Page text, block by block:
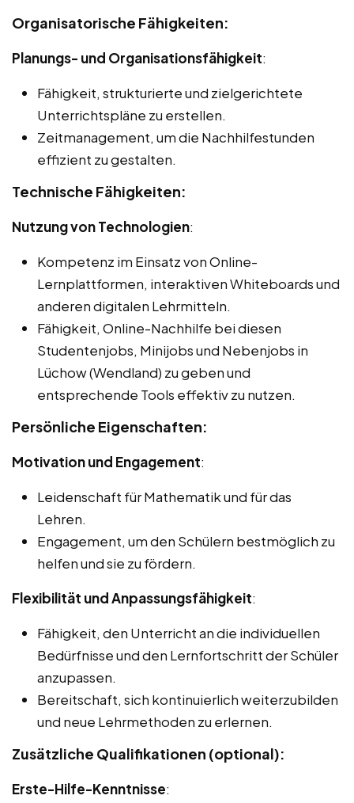
Organisatorische Fähigkeiten:
Planungs- und Organisationsfähigkeit:
Fähigkeit, strukturierte und zielgerichtete
Unterrichtspläne zu erstellen.
Zeitmanagement, um die Nachhilfestunden
effizient zu gestalten.
Technische Fähigkeiten:
Nutzung von Technologien:
Kompetenz im Einsatz von Online-
Lernplattformen, interaktiven Whiteboards und
anderen digitalen Lehrmitteln.
Fähigkeit, Online-Nachhilfe bei diesen
Studentenjobs, Minijobs und Nebenjobs in
Lüchow (Wendland) zu geben und
entsprechende Tools effektiv zu nutzen.
Persönliche Eigenschaften:
Motivation und Engagement:
Leidenschaft für Mathematik und für das
Lehren.
Engagement, um den Schülern bestmöglich zu
helfen und sie zu fördern.
Flexibilität und Anpassungsfähigkeit:
Fähigkeit, den Unterricht an die individuellen
Bedürfnisse und den Lernfortschritt der Schüler
anzupassen.
Bereitschaft, sich kontinuierlich weiterzubilden
und neue Lehrmethoden zu erlernen.
Zusätzliche Qualifikationen (optional):
Erste-Hilfe-Kenntnisse: